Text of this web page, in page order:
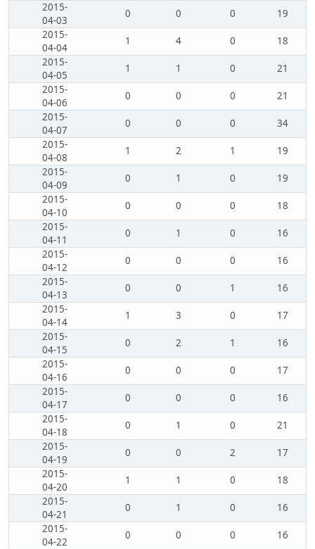
2015-
04-03
0 0 0
19
2015-
04-04
1 4 0
18
2015-
04-05
1 1 0
21
2015-
04-06
0 0 0
21
2015-
04-07
0 0 0
34
2015-
04-08
1 2 1
19
2015-
04-09
0 1 0
19
2015-
04-10
0 0 0
18
2015-
04-11
0 1 0
16
2015-
04-12
0 0 0
16
2015-
04-13
0 0 1
16
2015-
04-14
1 3 0
17
2015-
04-15
0 2 1
16
2015-
04-16
0 0 0
17
2015-
04-17
0 0 0
16
2015-
04-18
0 1 0
21
2015-
04-19
0 0 2
17
2015-
04-20
1 1 0
18
2015-
04-21
0 1 0
16
2015-
04-22
0 0 0
16